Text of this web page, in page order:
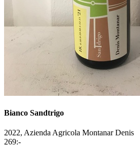
Bianco Sandtrigo
2022, Azienda Agricola Montanar Denis
269:-